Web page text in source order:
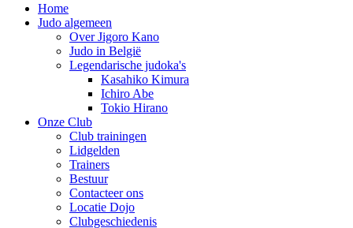
Home
Judo algemeen
Over Jigoro Kano
Judo in België
Legendarische judoka's
Kasahiko Kimura
Ichiro Abe
Tokio Hirano
Onze Club
Club trainingen
Lidgelden
Trainers
Bestuur
Contacteer ons
Locatie Dojo
Clubgeschiedenis